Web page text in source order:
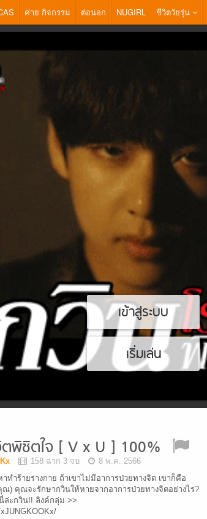
ค่าย กิจกรรม ต่อนอก NUGIRL ชีวิตวัยรุ่น
เข้าสู่ระบบ
เริ่มเล่น
ตพิชิตใจ [ V x U ] 100%
158 ฉาก 3 จบ
8 พ.ค. 2566
ำร้ายร่างกาย ถ้าเขาไม่มีอาการป่วยทางจิต เขาก็คือ
) คุณจะรักษากวินให้หายจากอาการป่วยทางจิตอย่างไร?
ล่ะกวิน!! ลิงค์กลุ่ม >>